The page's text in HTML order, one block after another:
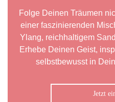
Folge Deinen Träumen
einer faszinierenden
Ylang, reichhaltigem
Erhebe Deinen Geist,
selbstbewusst in
Jetzt